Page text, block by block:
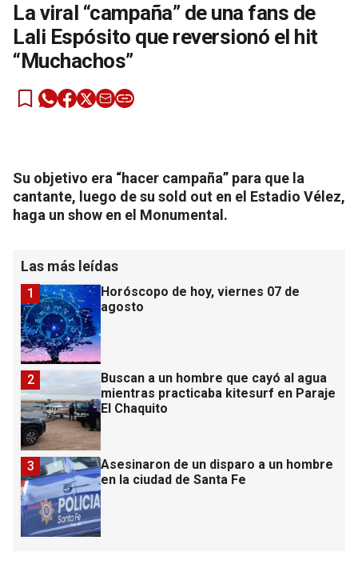
La viral “campaña” de una fans de
Lali Espósito que reversionó el hit
“Muchachos”
Su objetivo era “hacer campaña” para que la
cantante, luego de su sold out en el Estadio Vélez,
haga un show en el Monumental.
Las más leídas
Horóscopo de hoy, viernes 07 de
agosto
1
Buscan a un hombre que cayó al agua
mientras practicaba kitesurf en Paraje
El Chaquito
2
Asesinaron de un disparo a un hombre
en la ciudad de Santa Fe
3